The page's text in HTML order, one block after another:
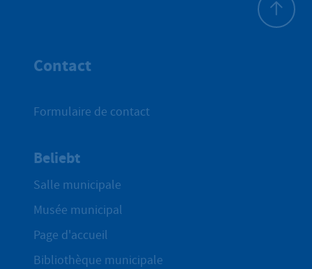
Contact
Formulaire de contact
Beliebt
Salle municipale
Musée municipal
Page d'accueil
Bibliothèque municipale